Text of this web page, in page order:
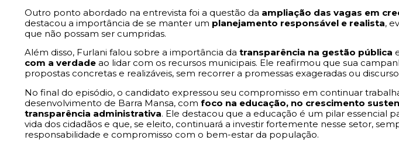
Outro ponto abordado na entrevista foi a questão da ampliação das vagas em
destacou a importância de se manter um planejamento responsável e realista,
que não possam ser cumpridas.
Além disso, Furlani falou sobre a importância da transparência na gestão pública
com a verdade ao lidar com os recursos municipais. Ele reafirmou que sua
propostas concretas e realizáveis, sem recorrer a promessas exageradas ou
No final do episódio, o candidato expressou seu compromisso em continuar
desenvolvimento de Barra Mansa, com foco na educação, no crescimento
transparência administrativa. Ele destacou que a educação é um pilar essencial
vida dos cidadãos e que, se eleito, continuará a investir fortemente nesse setor,
responsabilidade e compromisso com o bem-estar da população.